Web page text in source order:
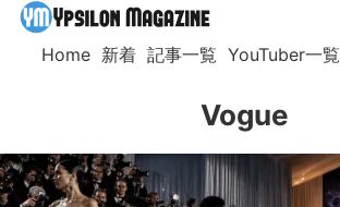
Home 新着 記事一覧 YouTuber一覧
Vogue